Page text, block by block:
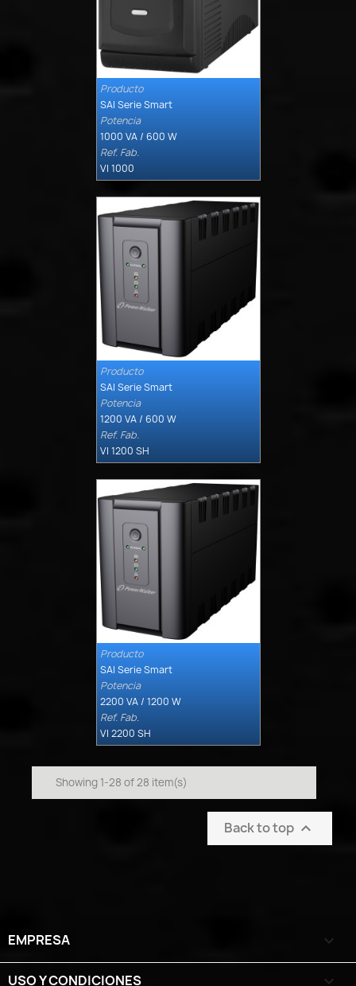

Producto
SAI Serie Smart
Potencia
1000 VA / 600 W
Ref. Fab.
VI 1000

Producto
SAI Serie Smart
Potencia
1200 VA / 600 W
Ref. Fab.
VI 1200 SH

Producto
SAI Serie Smart
Potencia
2200 VA / 1200 W
Ref. Fab.
VI 2200 SH
Showing 1-28 of 28 item(s)
Back to top 
EMPRESA 
USO Y CONDICIONES 